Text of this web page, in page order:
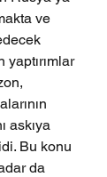
ve
askıya
Bu konu
da